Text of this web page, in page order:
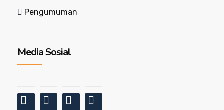
Pengumuman
Media Sosial